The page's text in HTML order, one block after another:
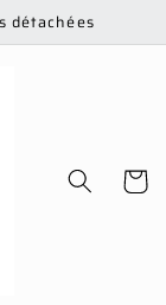
détachées
Panier